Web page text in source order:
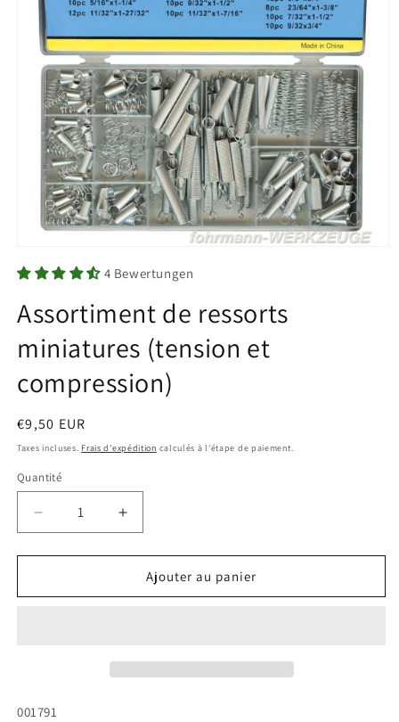
le
média
dans
une
modale
4 Bewertungen
Assortiment de ressorts
miniatures (tension et
compression)
Prix
habituel
€9,50 EUR
Taxes incluses. Frais d'expédition calculés à l'étape de paiement.
Quantité
Quantité
Réduire
la
quantité
Assortiment
compression)
Augmenter
la
quantité
Assortiment
Ajouter au panier
SKU:
001791